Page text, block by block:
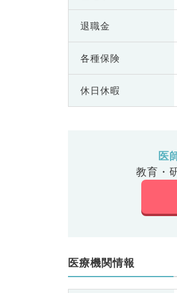
退職金
各種保険
休日休暇
医
教育・
医療機関情報